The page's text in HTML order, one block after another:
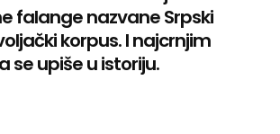
falange nazvane Srpski
korpus. I najcrnjim
se upiše u istoriju.